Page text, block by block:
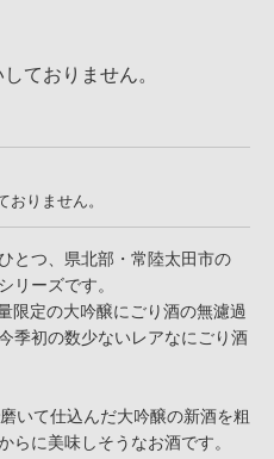
ておりません。
おりません。
とつ、県北部・常陸太田市の
リーズです。
限定の大吟醸にごり酒の無濾過
季初の数少ないレアなにごり酒
いて仕込んだ大吟醸の新酒を粗
らに美味しそうなお酒です。